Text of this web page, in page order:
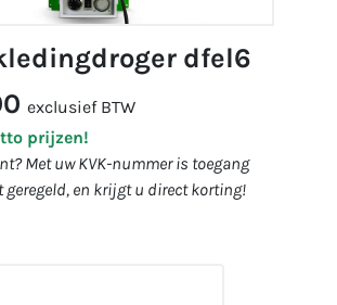
dfel6
exclusief BTW
prijzen!
Met uw KVK-nummer is toegang
geregeld, en krijgt u direct korting!